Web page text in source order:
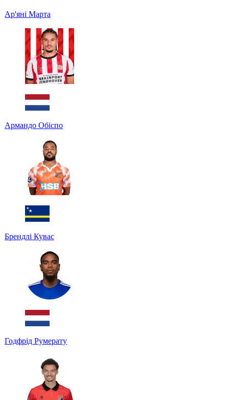
Ар'яні Марта
Армандо Обіспо
Брендлі Кувас
Годфрід Румерату